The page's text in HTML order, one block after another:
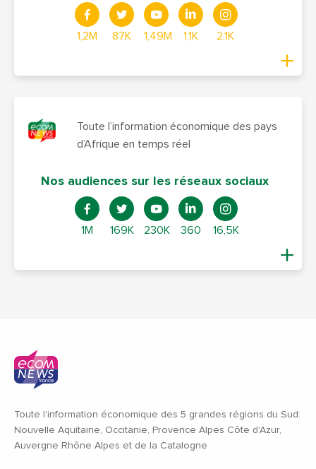
1,2M 87K 1,49M 1,1K 2,1K
Toute l’information économique des pays
d’Afrique en temps réel
Nos audiences sur les réseaux sociaux
1M 169K 230K 360 16,5K
Toute l'information économique des 5 grandes régions du Sud:
Nouvelle Aquitaine, Occitanie, Provence Alpes Côte d'Azur,
Auvergne Rhône Alpes et de la Catalogne